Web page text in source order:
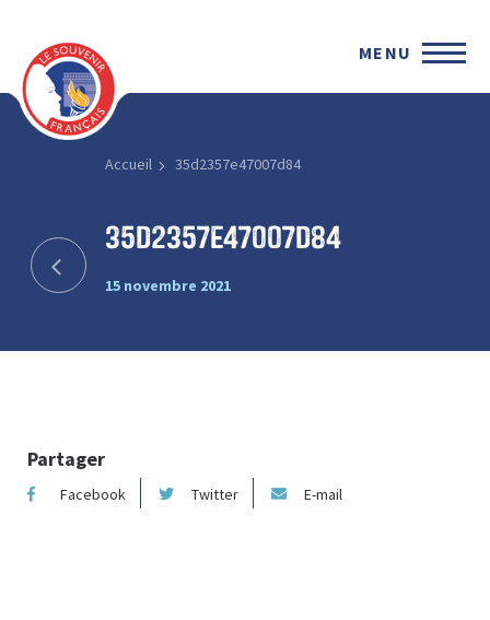
MENU
Accueil 35d2357e47007d84
35d2357e47007d84
15 novembre 2021
Partager
Facebook Twitter E-mail